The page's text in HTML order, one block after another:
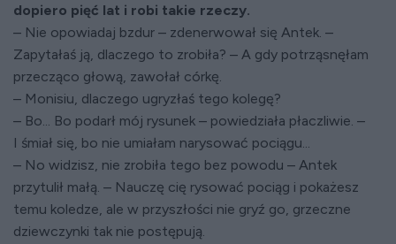
dopiero pięć lat i robi takie rzeczy.
– Nie opowiadaj bzdur – zdenerwował się Antek. –
Zapytałaś ją, dlaczego to zrobiła? – A gdy potrząsnęłam
przecząco głową, zawołał córkę.
– Monisiu, dlaczego ugryzłaś tego kolegę?
– Bo... Bo podarł mój rysunek – powiedziała płaczliwie. –
I śmiał się, bo nie umiałam narysować pociągu...
– No widzisz, nie zrobiła tego bez powodu – Antek
przytulił małą. – Nauczę cię rysować pociąg i pokażesz
temu koledze, ale w przyszłości nie gryź go, grzeczne
dziewczynki tak nie postępują.